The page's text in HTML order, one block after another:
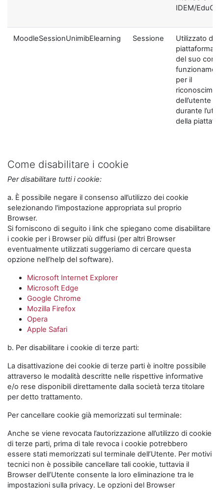
IDEM/
MoodleSessionUnimibElearning Sessione
Utilizzato
piattaforma
del suo
per il
dell’utente
durante
della
Come disabilitare i cookie
Per disabilitare tutti i cookie:
a. È possibile negare il consenso all’utilizzo dei cookie
selezionando l'impostazione appropriata sul proprio
Browser.
Si forniscono di seguito i link che spiegano come disabilitare
i cookie per i Browser più diffusi (per altri Browser
eventualmente utilizzati suggeriamo di cercare questa
opzione nell’help del software).
Microsoft Internet Explorer
Microsoft Edge
Google Chrome
Mozilla Firefox
Opera
Apple Safari
b. Per disabilitare i cookie di terze parti:
La disattivazione dei cookie di terze parti è inoltre possibile
attraverso le modalità descritte nelle rispettive informative
e/o rese disponibili direttamente dalla società terza titolare
per detto trattamento.
Per cancellare cookie già memorizzati sul terminale:
Anche se viene revocata l’autorizzazione all’utilizzo di cookie
di terze parti, prima di tale revoca i cookie potrebbero
essere stati memorizzati sul terminale dell’Utente. Per motivi
tecnici non è possibile cancellare tali cookie, tuttavia il
Browser dell’Utente consente la loro eliminazione tra le
impostazioni sulla privacy. Le opzioni del Browser